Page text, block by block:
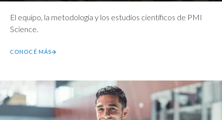
El equipo, la metodología y los estudios científicos de PMI
Science.
CONOCÉ MÁS